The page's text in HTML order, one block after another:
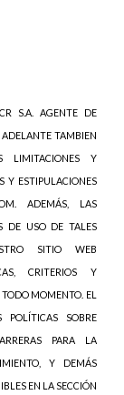
S.A. AGENTE DE
TAMBIEN
LIMITACIONES Y
Y ESTIPULACIONES
ADEMÁS, LAS
DE USO DE TALES
SITIO WEB
CRITERIOS Y
MOMENTO. EL
SOBRE
PARA LA
Y DEMÁS
EN LA SECCIÓN